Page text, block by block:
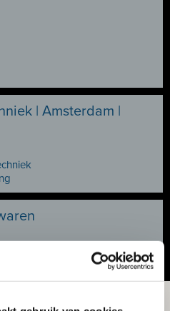
| Amsterdam |